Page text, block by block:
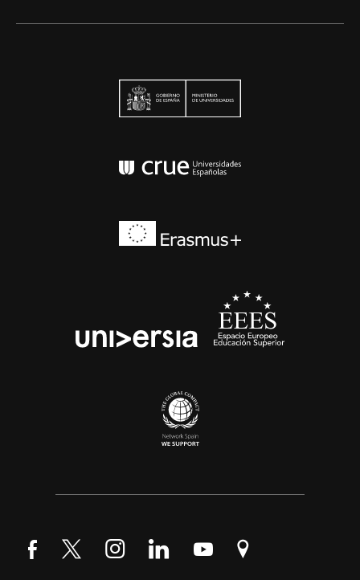
Síguenos en Facebook
Síguenos en Twitter
Síguenos en Instagram
Síguenos en LinkedIn
Síguenos en YouTube
Encuéntranos en